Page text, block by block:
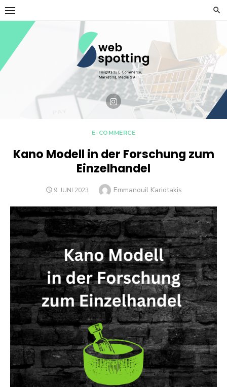
Skip
to
content
E-COMMERCE
Kano Modell in der Forschung zum
Einzelhandel
POSTED
9. JUNI 2023 Author
Emmanouil Kariotakis